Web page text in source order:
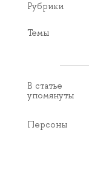
Рубрики
Темы
В статье
упомянуты
Персоны